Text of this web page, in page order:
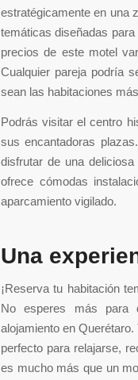
estratégicamente en una
temáticas diseñadas
precios de este motel
Cualquier pareja podría
sean las habitaciones
Podrás visitar el centro
sus encantadoras
disfrutar de una
ofrece cómodas
aparcamiento vigilado.
Una
¡Reserva tu habitación
No esperes más para
alojamiento en
perfecto para relajarse,
es mucho más que un